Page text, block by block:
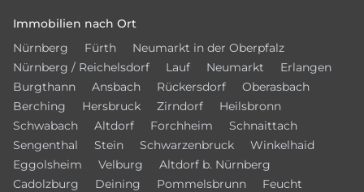
Immobilien nach Ort
Nürnberg
Fürth
Neumarkt in der Oberpfalz
Nürnberg / Reichelsdorf
Lauf Neumarkt
Erlangen
Burgthann
Ansbach Rückersdorf
Oberasbach
Berching
Hersbruck Zirndorf
Heilsbronn
Schwabach
Altdorf Forchheim
Schnaittach
Sengenthal
Stein Schwarzenbruck
Winkelhaid
Eggolsheim
Velburg
Altdorf b. Nürnberg
Cadolzburg
Deining Pommelsbrunn Feucht